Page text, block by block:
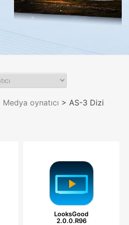
Medya oynatıcı > AS-3 Dizi
LooksGood
2.0.0.R96